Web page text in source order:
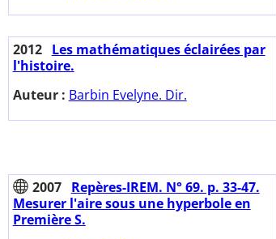
2012
Les mathématiques éclairées par
l'histoire.
Auteur : Barbin Evelyne. Dir.
2007
Repères-IREM. N° 69. p. 33-47.
Mesurer l'aire sous une hyperbole en
Première S.